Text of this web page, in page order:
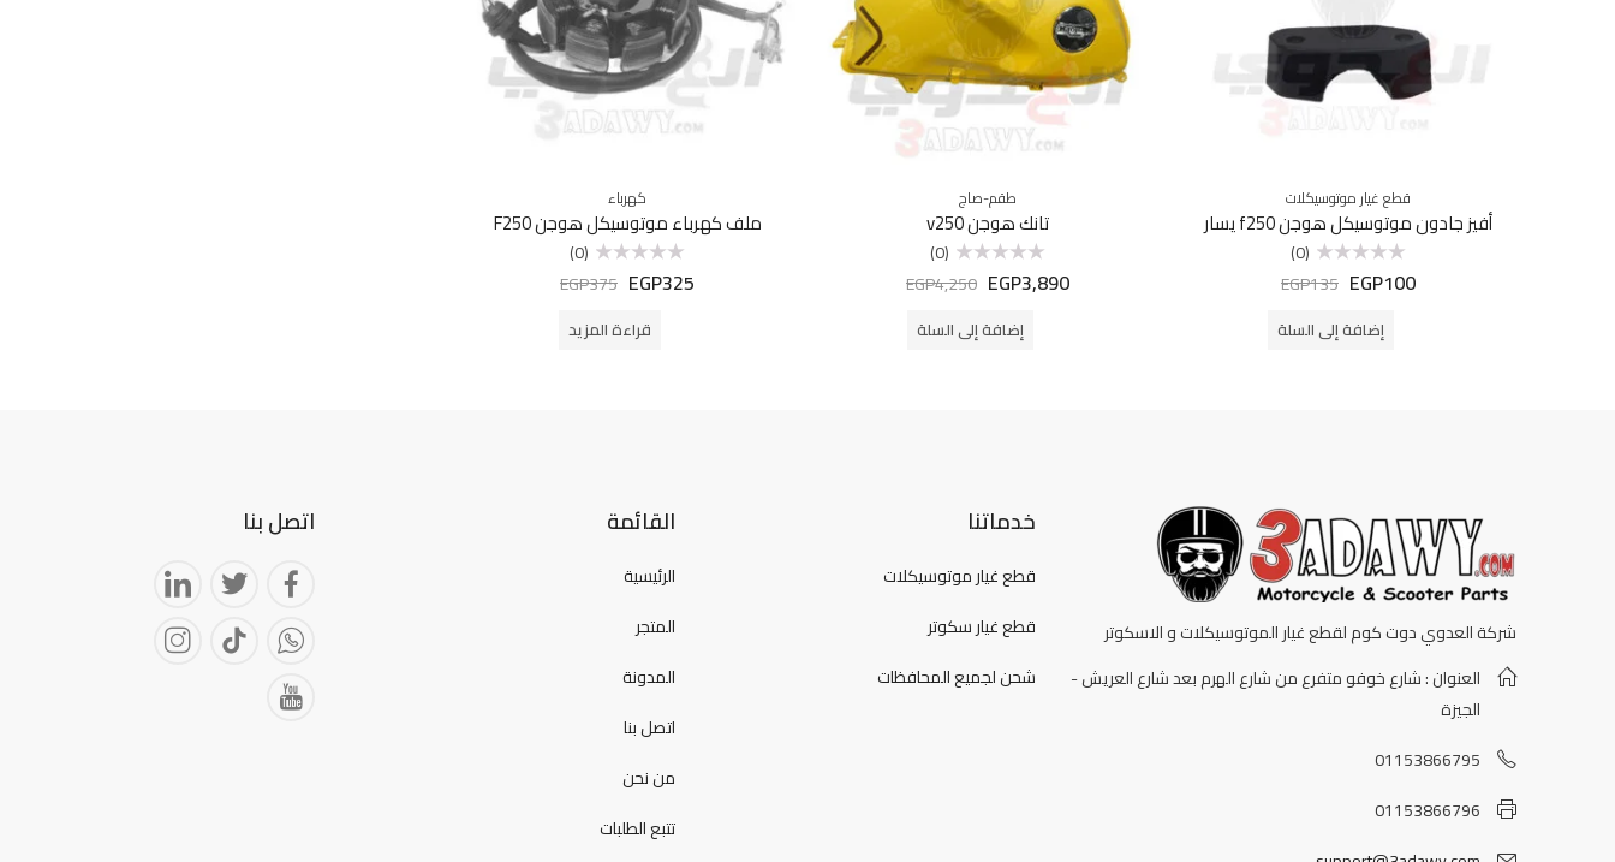
قطع غيار موتوسيكلات
أفيز جادون موتوسيكل هوجن f250 يسار
التقييم
(0)
EGP100
EGP135
إضافة إلى السلة
طقم-صاج
تانك هوجن v250
التقييم
(0)
EGP3,890
EGP4,250
إضافة إلى السلة
كهرباء
ملف كهرباء موتوسيكل هوجن F250
التقييم
(0)
EGP325
EGP375
قراءة المزيد
شركة العدوي دوت كوم لقطع غيار الموتوسيكلات و الاسكوتر
العنوان : شارع خوفو متفرع من شارع الهرم بعد شارع العريش -
الجيزة
01153866795
01153866796
خدماتنا
قطع غيار موتوسيكلات
قطع غيار سكوتر
شحن لجميع المحافظات
القائمة
الرئيسية
المتجر
المدونة
اتصل بنا
من نحن
تتبع الطلبات
اتصل بنا